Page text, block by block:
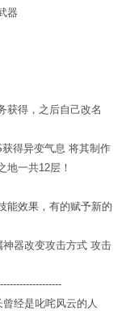
器
获得，之后自己改名
得异变气息 将其制作
地一共12层！
能效果，有的赋予新的
器改变攻击方式 攻击
经是叱咤风云的人